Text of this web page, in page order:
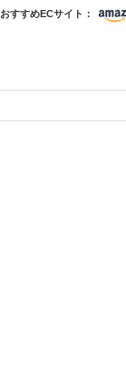
おすすめECサイト：